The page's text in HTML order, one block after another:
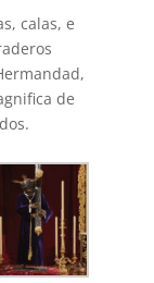
calas, e
de